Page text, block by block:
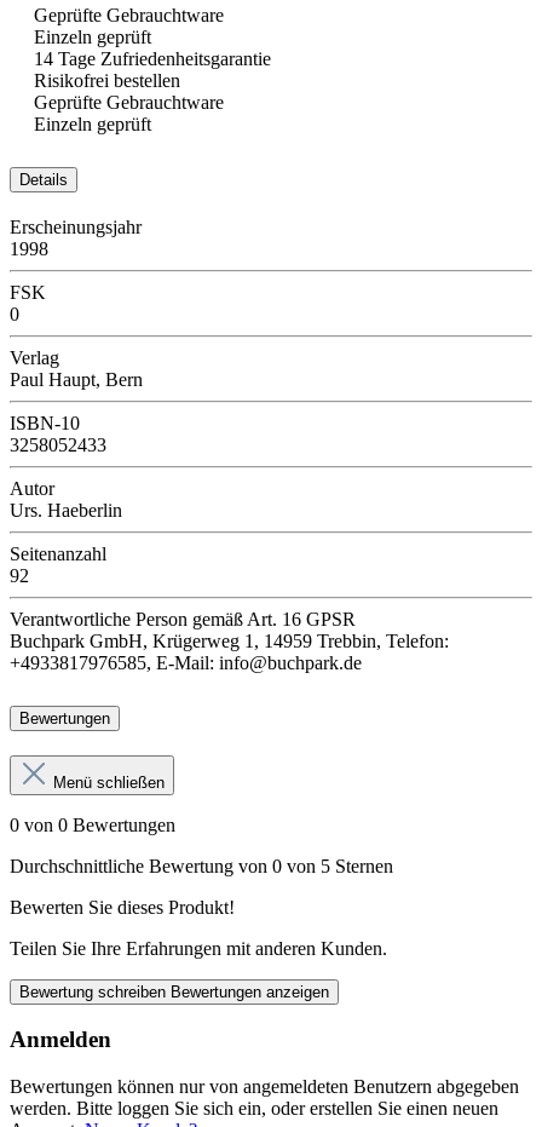
Geprüfte Gebrauchtware
Einzeln geprüft
14 Tage Zufriedenheitsgarantie
Risikofrei bestellen
Geprüfte Gebrauchtware
Einzeln geprüft
Details
Erscheinungsjahr
1998
FSK
0
Verlag
Paul Haupt, Bern
ISBN-10
3258052433
Autor
Urs. Haeberlin
Seitenanzahl
92
Verantwortliche Person gemäß Art. 16 GPSR
Buchpark GmbH, Krügerweg 1, 14959 Trebbin, Telefon:
+4933817976585, E-Mail: info@buchpark.de
Bewertungen
Menü schließen
0 von 0 Bewertungen
Durchschnittliche Bewertung von 0 von 5 Sternen
Bewerten Sie dieses Produkt!
Teilen Sie Ihre Erfahrungen mit anderen Kunden.
Bewertung schreiben Bewertungen anzeigen
Anmelden
Bewertungen können nur von angemeldeten Benutzern abgegeben
werden. Bitte loggen Sie sich ein, oder erstellen Sie einen neuen